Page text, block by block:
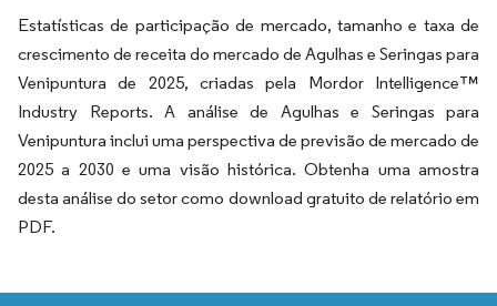
Estatísticas de participação de mercado, tamanho e taxa de
crescimento de receita do mercado de Agulhas e Seringas para
Venipuntura de 2025, criadas pela Mordor Intelligence™
Industry Reports. A análise de Agulhas e Seringas para
Venipuntura inclui uma perspectiva de previsão de mercado de
2025 a 2030 e uma visão histórica. Obtenha uma amostra
desta análise do setor como download gratuito de relatório em
PDF.